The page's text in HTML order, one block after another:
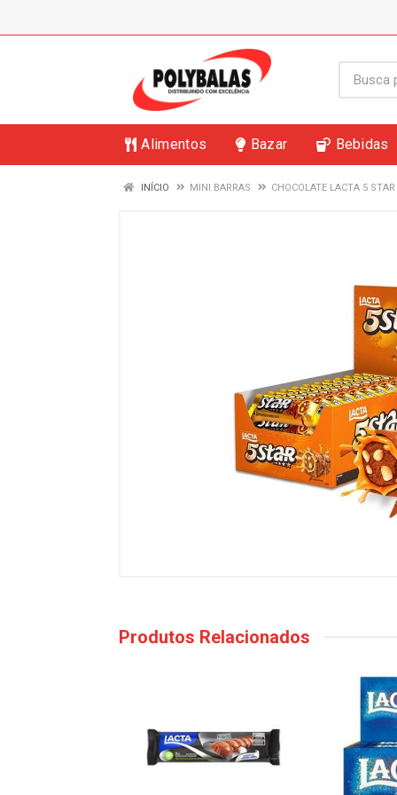
Alimentos Bazar Bebidas
INÍCIO MINI BARRAS CHOCOLATE LACTA 5
Produtos Relacionados